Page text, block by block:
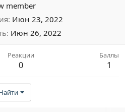
member
Июн 23, 2022
Июн 26, 2022
Реакции
0
Баллы
1